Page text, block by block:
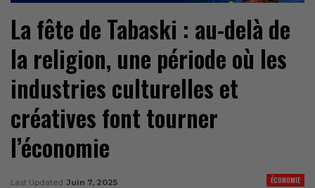
La fête de Tabaski : au-delà de
la religion, une période où les
industries culturelles et
créatives font tourner
l’économie
ÉCONOMIE
Last Updated Juin 7, 2025